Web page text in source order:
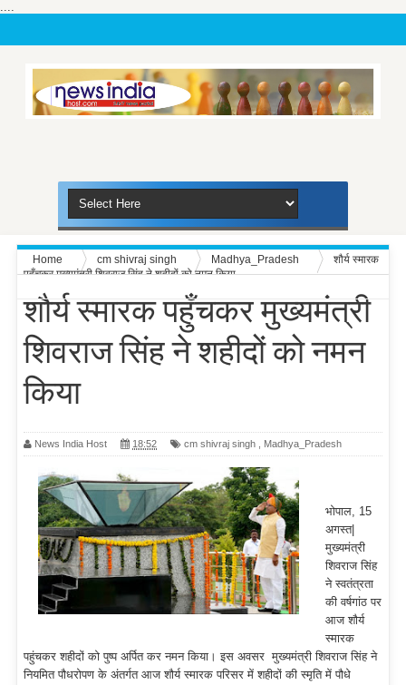
....
Home cm shivraj singh Madhya_Pradesh
शौर्य स्मारक
पहुँचकर मुख्यमंत्री शिवराज सिंह ने शहीदों को नमन किया
शौर्य स्मारक पहुँचकर मुख्यमंत्री
शिवराज सिंह ने शहीदों को नमन
किया
News India Host 18:52 cm shivraj singh Madhya_Pradesh
भोपाल, 15
अगस्त|
मुख्यमंत्री
शिवराज सिंह
ने स्वतंत्रता
की वर्षगांठ पर
आज शौर्य
स्मारक
पहुंचकर शहीदों को पुष्प अर्पित कर नमन किया। इस अवसर मुख्यमंत्री शिवराज सिंह ने
नियमित पौधरोपण के अंतर्गत आज शौर्य स्मारक परिसर में शहीदों की स्मृति में पौधे